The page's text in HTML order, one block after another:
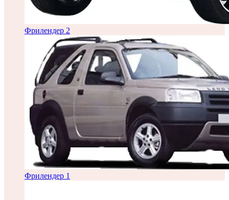
Фрилендер 2
Фрилендер 1